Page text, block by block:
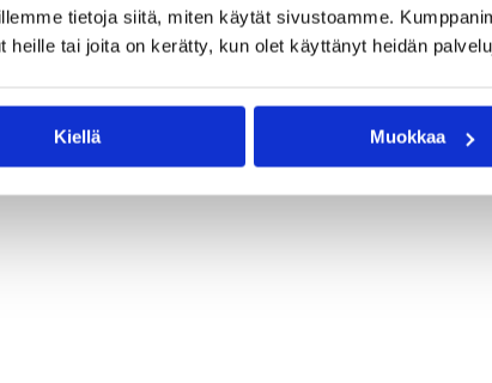
tietoja siitä, miten käytät sivustoamme.
heille tai joita on kerätty, kun olet käyttänyt heidän
Kiellä Muokkaa